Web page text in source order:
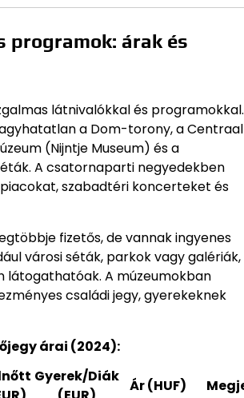
programok: árak és
látnivalókkal és programokkal.
a Dom-torony, a Centraal
(Nijntje Museum) és a
A csatornaparti negyedekben
szabadtéri koncerteket és
fizetős, de vannak ingyenes
városi séták, parkok vagy galériák,
látogathatóak. A múzeumokban
családi jegy, gyerekeknek
árai (2024):
Gyerek/Diák
Ár (HUF)